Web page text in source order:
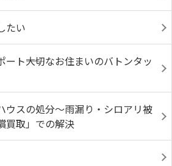
たい
ト――大切なお住まいのバトンタッ
ウスの処分〜雨漏り・シロアリ被
買取」での解決